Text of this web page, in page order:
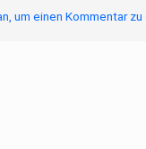
um einen Kommentar zu